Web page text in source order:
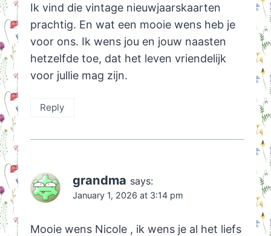
Ik vind die vintage nieuwjaarskaarten
prachtig. En wat een mooie wens heb je
voor ons. Ik wens jou en jouw naasten
hetzelfde toe, dat het leven vriendelijk
voor jullie mag zijn.
Reply
grandma says:
January 1, 2026 at 3:14 pm
Mooie wens Nicole , ik wens je al het liefs